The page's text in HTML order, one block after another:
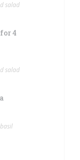
salad
4
salad